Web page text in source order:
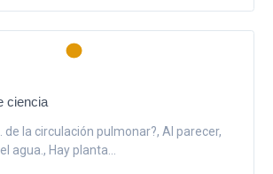
ciencia
de la circulación pulmonar?, Al parecer,
agua., Hay planta...